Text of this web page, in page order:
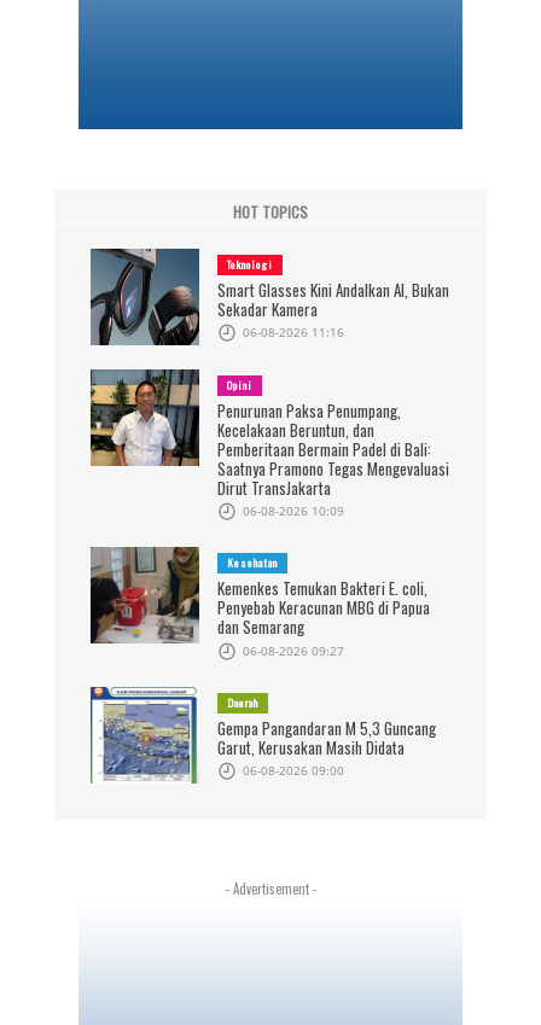
HOT TOPICS
Teknologi
Smart Glasses Kini Andalkan AI, Bukan
Sekadar Kamera
06-08-2026 11:16
Opini
Penurunan Paksa Penumpang,
Kecelakaan Beruntun, dan
Pemberitaan Bermain Padel di Bali:
Saatnya Pramono Tegas Mengevaluasi
Dirut TransJakarta
06-08-2026 10:09
Kesehatan
Kemenkes Temukan Bakteri E. coli,
Penyebab Keracunan MBG di Papua
dan Semarang
06-08-2026 09:27
Daerah
Gempa Pangandaran M 5,3 Guncang
Garut, Kerusakan Masih Didata
06-08-2026 09:00
- Advertisement -